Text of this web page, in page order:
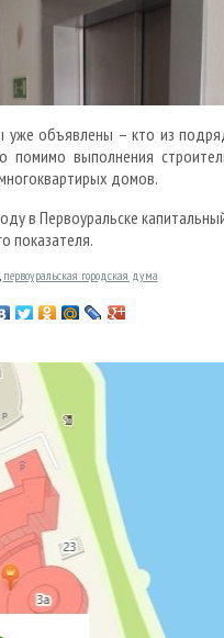
уже объявлены – кто из
помимо выполнения
домов.
в Первоуральске
показателя.
первоуральская городская дума